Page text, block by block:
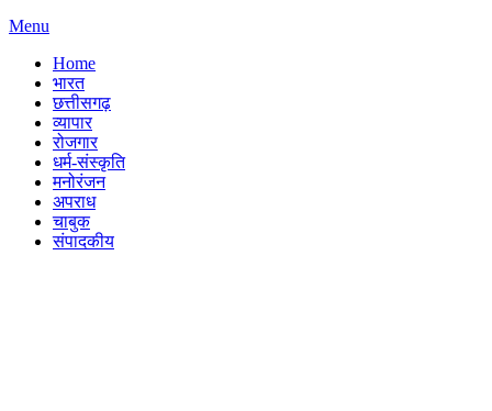
Menu
Home
भारत
छत्तीसगढ़
व्यापार
रोजगार
धर्म-संस्कृति
मनोरंजन
अपराध
चाबुक
संपादकीय